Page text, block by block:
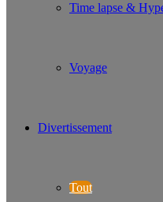
Time lapse &
Voyage
Divertissement
Tout